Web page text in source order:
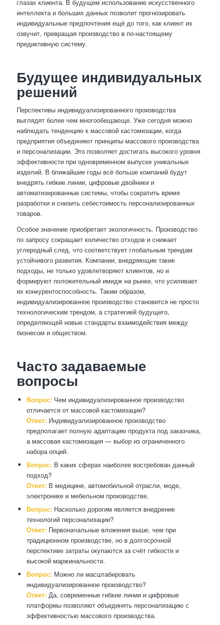
глазах клиента. В будущем использование искусственного
интеллекта и больших данных позволит прогнозировать
индивидуальные предпочтения ещё до того, как клиент их
озвучит, превращая производство в по-настоящему
предиктивную систему.
Будущее индивидуальных
решений
Перспективы индивидуализированного производства
выглядят более чем многообещающе. Уже сегодня можно
наблюдать тенденцию к массовой кастомизации, когда
предприятия объединяют принципы массового производства
и персонализации. Это позволяет достигать высокого уровня
эффективности при одновременном выпуске уникальных
изделий. В ближайшие годы всё больше компаний будут
внедрять гибкие линии, цифровые двойники и
автоматизированные системы, чтобы сократить время
разработки и снизить себестоимость персонализированных
товаров.
Особое значение приобретает экологичность. Производство
по запросу сокращает количество отходов и снижает
углеродный след, что соответствует глобальным трендам
устойчивого развития. Компании, внедряющие такие
подходы, не только удовлетворяют клиентов, но и
формируют положительный имидж на рынке, что усиливает
их конкурентоспособность. Таким образом,
индивидуализированное производство становится не просто
технологическим трендом, а стратегией будущего,
определяющей новые стандарты взаимодействия между
бизнесом и обществом.
Часто задаваемые
вопросы
Вопрос:Чем индивидуализированное производство
отличается от массовой кастомизации?
Ответ:Индивидуализированное производство
предполагает полную адаптацию продукта под заказчика,
а массовая кастомизация — выбор из ограниченного
набора опций.
Вопрос:В каких сферах наиболее востребован данный
подход?
Ответ:В медицине, автомобильной отрасли, моде,
электронике и мебельном производстве.
Вопрос:Насколько дорогим является внедрение
технологий персонализации?
Ответ:Первоначальные вложения выше, чем при
традиционном производстве, но в долгосрочной
перспективе затраты окупаются за счёт гибкости и
высокой маржинальности.
Вопрос:Можно ли масштабировать
индивидуализированное производство?
Ответ:Да, современные гибкие линии и цифровые
платформы позволяют объединять персонализацию с
эффективностью массового производства.